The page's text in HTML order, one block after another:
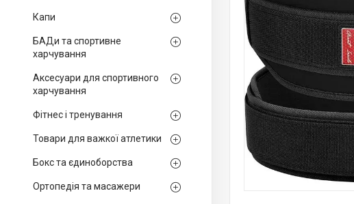
Капи
БАДи та спортивне
харчування
Аксесуари для спортивного
харчування
Фітнес і тренування
Товари для важкої атлетики
Бокс та єдиноборства
Ортопедія та масажери